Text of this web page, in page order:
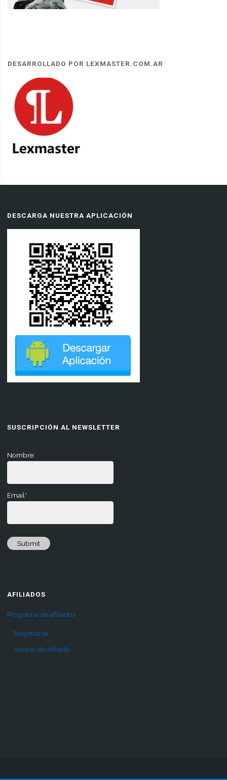
DESARROLLADO POR LEXMASTER.COM.AR
DESCARGA NUESTRA APLICACIÓN
SUSCRIPCIÓN AL NEWSLETTER
Nombre:
Email*
Submit
AFILIADOS
Programa de afiliados
Registrarse
Acceso de afiliado